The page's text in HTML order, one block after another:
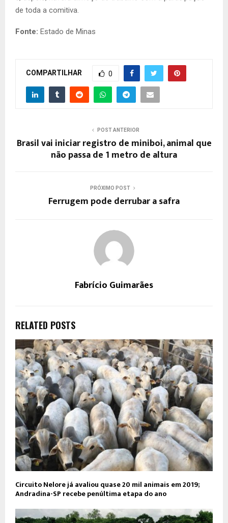
de toda a comitiva.
Fonte: Estado de Minas
COMPARTILHAR 0
POST ANTERIOR
Brasil vai iniciar registro de miniboi, animal que
não passa de 1 metro de altura
PRÓXIMO POST
Ferrugem pode derrubar a safra
Fabrício Guimarães
RELATED POSTS
Circuito Nelore já avaliou quase 20 mil animais em 2019;
Andradina-SP recebe penúltima etapa do ano